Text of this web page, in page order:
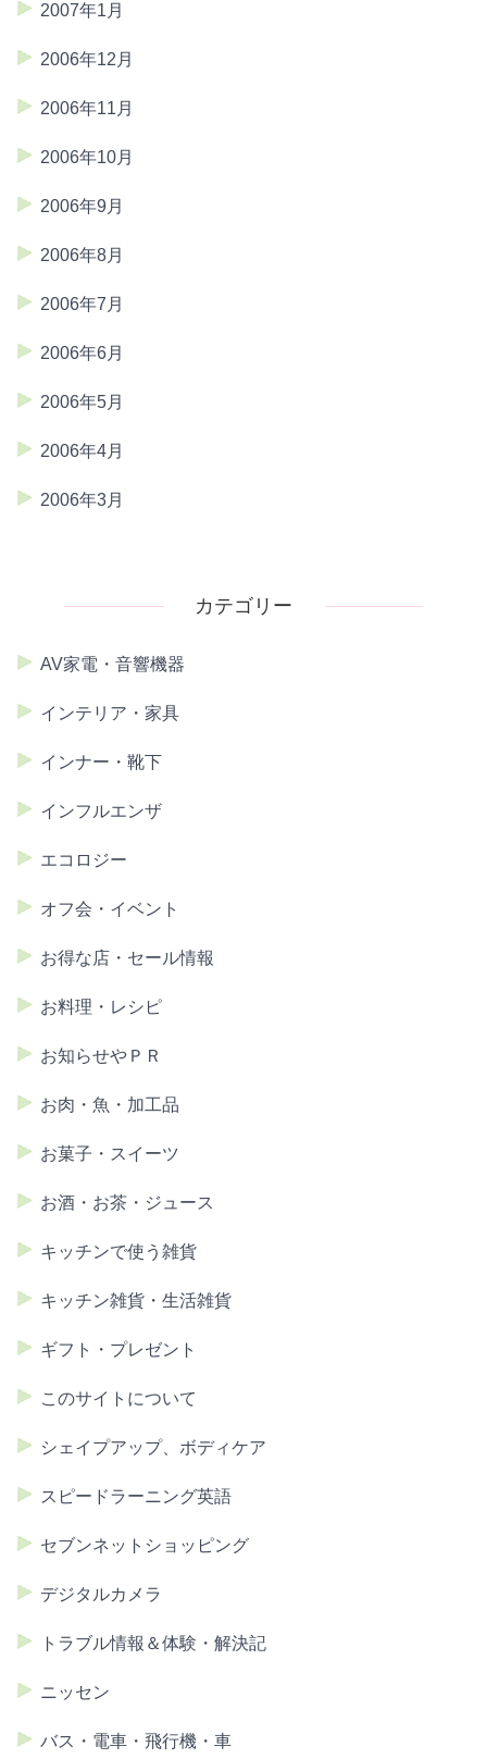
2007年1月
2006年12月
2006年11月
2006年10月
2006年9月
2006年8月
2006年7月
2006年6月
2006年5月
2006年4月
2006年3月
カテゴリー
AV家電・音響機器
インテリア・家具
インナー・靴下
インフルエンザ
エコロジー
オフ会・イベント
お得な店・セール情報
お料理・レシピ
お知らせやＰＲ
お肉・魚・加工品
お菓子・スイーツ
お酒・お茶・ジュース
キッチンで使う雑貨
キッチン雑貨・生活雑貨
ギフト・プレゼント
このサイトについて
シェイプアップ、ボディケア
スピードラーニング英語
セブンネットショッピング
デジタルカメラ
トラブル情報＆体験・解決記
ニッセン
バス・電車・飛行機・車